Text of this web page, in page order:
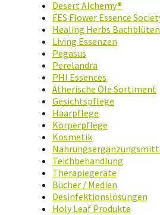
Desert Alchemy®
FES Flower Essence
Healing Herbs
Living Essenzen
Pegasus
Perelandra
PHI Essences
Ätherische Öle Sortiment
Gesichtspflege
Haarpflege
Körperpflege
Kosmetik
Teichbehandlung
Therapiegeräte
Bücher / Medien
Desinfektionslösungen
Holy Leaf Produkte